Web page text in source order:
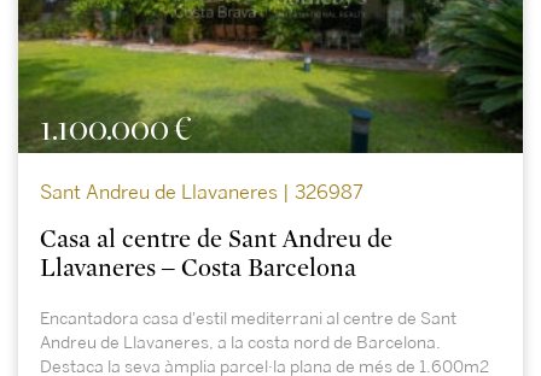
1.100.000 €
Sant Andreu de Llavaneres | 326987
Casa al centre de Sant Andreu de
Llavaneres – Costa Barcelona
Encantadora casa d'estil mediterrani al centre de Sant
Andreu de Llavaneres, a la costa nord de Barcelona.
Destaca la seva àmplia parcel·la plana de més de 1.600m2